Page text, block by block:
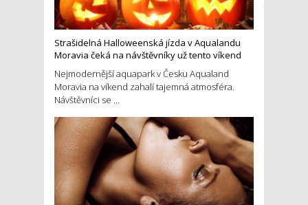
Strašidelná Halloweenská jízda v Aqualandu
Moravia čeká na návštěvníky už tento víkend
Nejmodernější aquapark v Česku Aqualand
Moravia na víkend zahalí tajemná atmosféra.
Návštěvníci se ...